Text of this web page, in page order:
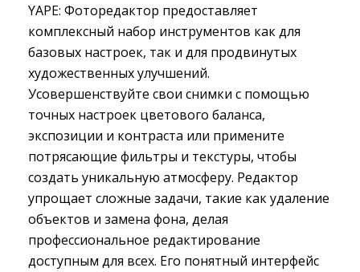
YAPE: Фоторедактор предоставляет
комплексный набор инструментов как для
базовых настроек, так и для продвинутых
художественных улучшений.
Усовершенствуйте свои снимки с помощью
точных настроек цветового баланса,
экспозиции и контраста или примените
потрясающие фильтры и текстуры, чтобы
создать уникальную атмосферу. Редактор
упрощает сложные задачи, такие как удаление
объектов и замена фона, делая
профессиональное редактирование
доступным для всех. Его понятный интерфейс